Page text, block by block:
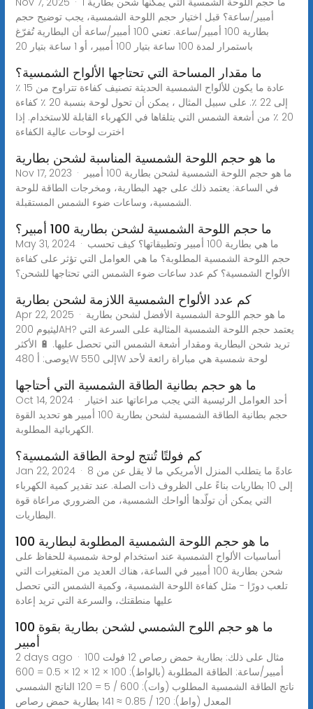
أمبير/ساعة؟ قبل اختيار حجم اللوحة الشمسية، يجب توضيح حجم
بطارية 100 أمبير/ساعة. تعني 100 أمبير/ساعة أن البطارية تُفرّغ
باستمرار لمدة 100 ساعة بتيار 100 أمبير، أو 1 ساعة بتيار 20
ما مقدار المساحة التي تحتاجها الألواح الشمسية؟
عادة ما يكون للألواح الشمسية الحديثة تصنيف كفاءة تتراوح من 15 ٪
إلى 22 ٪. على سبيل المثال ، يمكن أن تحول لوحة بنسبة 20 ٪ كفاءة
20 ٪ من أشعة الشمس التي يتلقاها في الكهرباء القابلة للاستخدام. إذا
اخترت لوحات عالية الكفاءة
ما هو حجم اللوحة الشمسية المناسبة لشحن بطارية
Nov 17, 2023 · ما هو حجم اللوحة الشمسية لشحن بطارية 100 أمبير
في الساعة: يعتمد ذلك على جهد البطارية، ومخرجات الطاقة للوحة
الشمسية، وساعات ضوء الشمس المستقبلة.
ما حجم اللوحة الشمسية لشحن بطارية 100 أمبير؟
May 31, 2024 · ما هي بطارية 100 أمبير وتطبيقاتها؟ كيف تحسب
حجم اللوحة الشمسية المطلوبة؟ ما هي العوامل التي تؤثر على كفاءة
الألواح الشمسية؟ كم عدد ساعات ضوء الشمس التي تحتاجها للشحن؟
كم عدد الألواح الشمسية اللازمة لشحن بطارية
Apr 22, 2025 · ما هو حجم اللوحة الشمسية الأفضل لشحن بطارية
ليثيوم 200AH? يعتمد حجم اللوحة الشمسية المثالية على السرعة التي
تريد شحن البطارية ومقدار أشعة الشمس التي تحصل عليها. 🔋 الأكثر
يوصى: أ 480W إلى 550W لوحة شمسية هي مباراة رائعة لأحد
ما هو حجم بطانية الطاقة الشمسية التي أحتاجها
Oct 14, 2024 · أحد العوامل الرئيسية التي يجب مراعاتها عند اختيار
حجم بطانية الطاقة الشمسية لشحن بطارية 100 أمبير هو تحديد القوة
الكهربائية المطلوبة.
كم فولتًا تُنتج لوحة الطاقة الشمسية؟
Jan 22, 2024 · عادةً ما يتطلب المنزل الأمريكي ما لا يقل عن من 8
إلى 10 بطاريات بناءً على الظروف ذات الصلة. عند تقدير كمية الكهرباء
التي يمكن أن تولّدها ألواحك الشمسية، من الضروري مراعاة قوة
البطاريات.
ما هو حجم اللوحة الشمسية المطلوبة لبطارية 100
أساسيات الألواح الشمسية عند استخدام لوحة شمسية للحفاظ على
شحن بطارية 100 أمبير في الساعة، هناك العديد من المتغيرات التي
تلعب دورًا - مثل كفاءة اللوحة الشمسية، وكمية الشمس التي تحصل
عليها منطقتك، والسرعة التي تريد إعادة
ما هو حجم اللوح الشمسي لشحن بطارية بقوة 100
أمبير
2 days ago · مثال على ذلك: بطارية حمض رصاص 12 فولت 100
أمبير/ساعة: الطاقة المطلوبة (بالواط): 100 × 12 × 12 × 0.5 = 600
ناتج الطاقة الشمسية المطلوب (وات): 600 / 5 = 120 الناتج الشمسي
المعدل (واط): 120 / 0.85 ≈ 141 بطارية حمض رصاص